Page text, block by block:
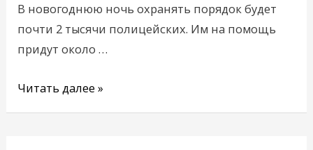
В новогоднюю ночь охранять порядок будет
почти 2 тысячи полицейских. Им на помощь
придут около …
полицейских
Читать далее »